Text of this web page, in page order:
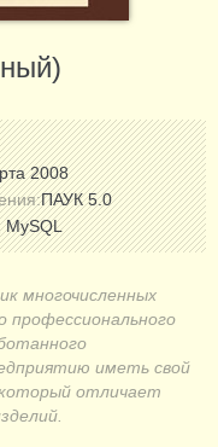
2008
ПАУК 5.0
MySQL
многочисленных
профессионального
иметь свой
отличает